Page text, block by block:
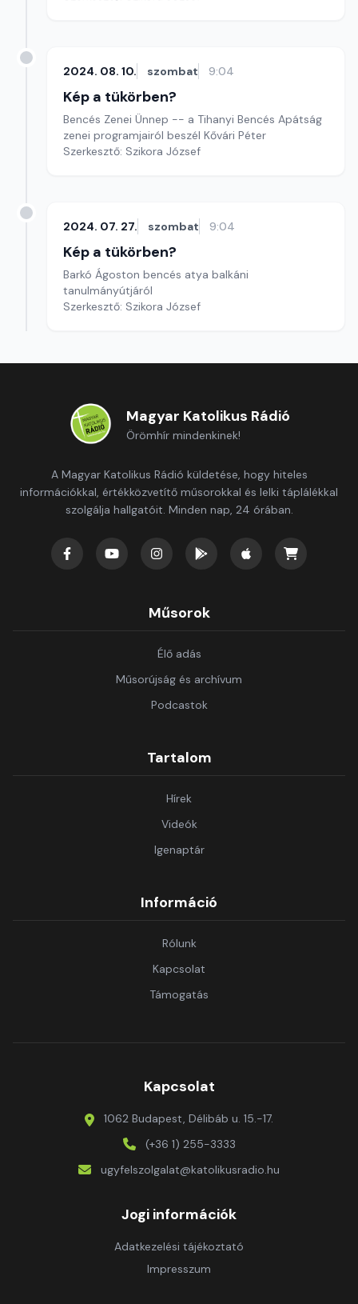
2024. 08. 10. szombat 9:04
Kép a tükörben?
Bencés Zenei Ünnep -- a Tihanyi Bencés Apátság
zenei programjairól beszél Kővári Péter
Szerkesztő: Szikora József
2024. 07. 27. szombat 9:04
Kép a tükörben?
Barkó Ágoston bencés atya balkáni
tanulmányútjáról
Szerkesztő: Szikora József
Magyar Katolikus Rádió
Örömhír mindenkinek!
A Magyar Katolikus Rádió küldetése, hogy hiteles
információkkal, értékközvetítő műsorokkal és lelki táplálékkal
szolgálja hallgatóit. Minden nap, 24 órában.
Műsorok
Élő adás
Műsorújság és archívum
Podcastok
Tartalom
Hírek
Videók
Igenaptár
Információ
Rólunk
Kapcsolat
Támogatás
Kapcsolat
1062 Budapest, Délibáb u. 15.-17.
(+36 1) 255-3333
ugyfelszolgalat@katolikusradio.hu
Jogi információk
Adatkezelési tájékoztató
Impresszum